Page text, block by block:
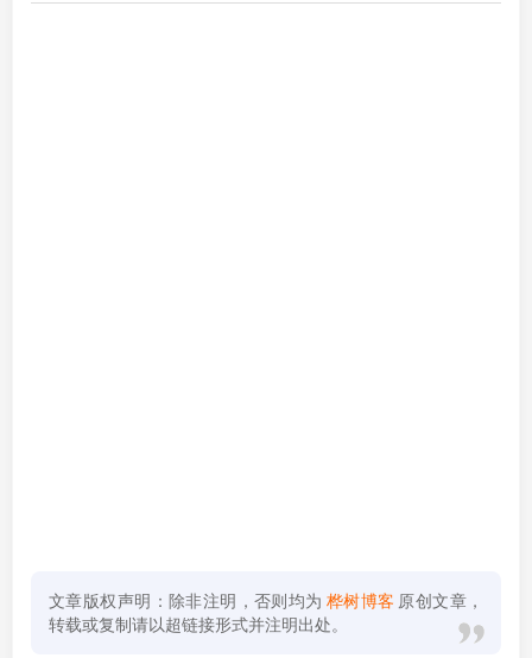
文章版权声明：除非注明，否则均为 桦树博客 原创文章，
转载或复制请以超链接形式并注明出处。